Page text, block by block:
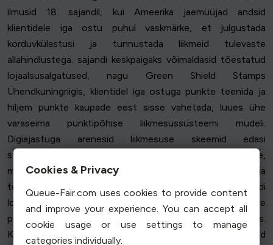
ilmusid 18. sajandil, kui Ameerika jaemüüjad andsid
klientidele iga ostu puhul vaskmärke, et julgustada
korduvkülastusi ja tunnustada liikmeid tulevaste
allahindlustega. sajandi keskpaigaks võimaldasid tõestatud
lojaalsusalgatused, nagu Green Shield Stamps
Ühendkuningriigis, klientidel iga ostuga punkte teenida ja
hiljem punkte kaupade eest sisse vahetada, luues ühe
varaseima punktipõhise liikmesussüsteemi mudeli.
Digiajastuga arenesid liikmesuse skeemid edasi
struktureeritud liikmesuse programmidesse,
mitmetasandilistesse liikmesuse programmidesse ja
tellimuslojaalsusmudelitesse, mis kõik on mõeldud brändi
lojaalsuse suurendamiseks, ostjate lojaalsuse
parandamiseks ja pikaajalise väärtuse suurendamiseks.
Kaasaegsed lojaalsusstrateegiad keskenduvad
Cookies & Privacy
Queue-Fair.com uses cookies to provide content
and improve your experience. You can accept all
cookie usage or use settings to manage
categories individually.